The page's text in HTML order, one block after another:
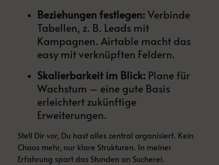
Beziehungen festlegen: Verbinde
Tabellen, z. B. Leads mit
Kampagnen. Airtable macht das
easy mit verknüpften Feldern.
Skalierbarkeit im Blick: Plane für
Wachstum – eine gute Basis
erleichtert zukünftige
Erweiterungen.
Stell Dir vor, Du hast alles zentral organisiert. Kein
Chaos mehr, nur klare Strukturen. In meiner
Erfahrung spart das Stunden an Sucherei.